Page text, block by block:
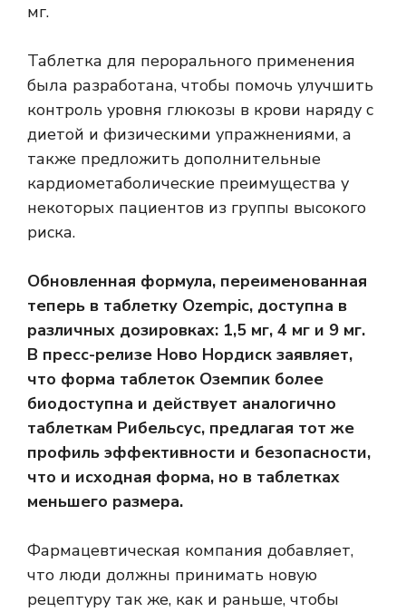
мг.
Таблетка для перорального применения
была разработана, чтобы помочь улучшить
контроль уровня глюкозы в крови наряду с
диетой и физическими упражнениями, а
также предложить дополнительные
кардиометаболические преимущества у
некоторых пациентов из группы высокого
риска.
Обновленная формула, переименованная
теперь в таблетку Ozempic, доступна в
различных дозировках: 1,5 мг, 4 мг и 9 мг.
В пресс-релизе Ново Нордиск заявляет,
что форма таблеток Оземпик более
биодоступна и действует аналогично
таблеткам Рибельсус, предлагая тот же
профиль эффективности и безопасности,
что и исходная форма, но в таблетках
меньшего размера.
Фармацевтическая компания добавляет,
что люди должны принимать новую
рецептуру так же, как и раньше, чтобы